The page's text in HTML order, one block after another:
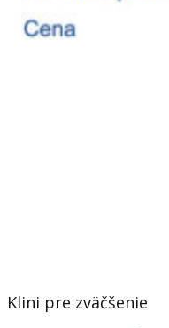
Klini pre zväčšenie